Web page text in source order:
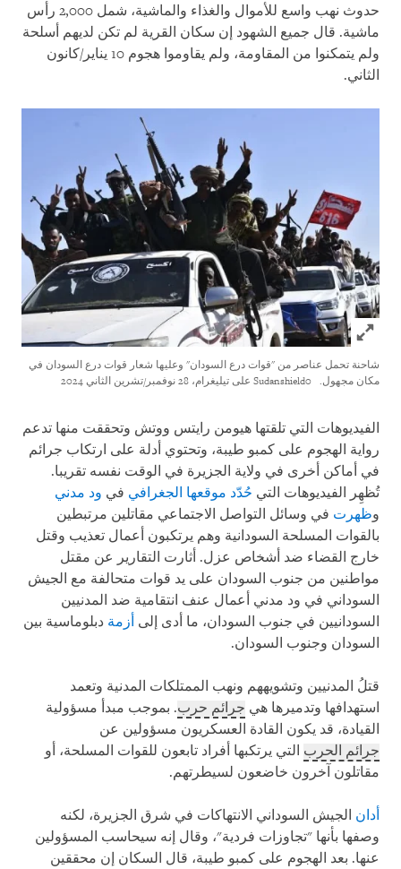
حدوث نهب واسع للأموال والغذاء والماشية، شمل 2,000 رأس
ماشية. قال جميع الشهود إن سكان القرية لم تكن لديهم أسلحة
ولم يتمكنوا من المقاومة، ولم يقاوموا هجوم 10 يناير/كانون
الثاني.
Click to expand Image
شاحنة تحمل عناصر من "قوات درع السودان" وعليها شعار قوات درع السودان في
مكان مجهول.
Sudanshield0 على تيليغرام، 28 نوفمبر/تشرين الثاني 2024
الفيديوهات التي تلقتها هيومن رايتس ووتش وتحققت منها تدعم
رواية الهجوم على كمبو طيبة، وتحتوي أدلة على ارتكاب جرائم
في أماكن أخرى في ولاية الجزيرة في الوقت نفسه تقريبا.
تُظهِر الفيديوهات التي حُدّد موقعها الجغرافي في ود مدني
وظهرت في وسائل التواصل الاجتماعي مقاتلين مرتبطين
بالقوات المسلحة السودانية وهم يرتكبون أعمال تعذيب وقتل
خارج القضاء ضد أشخاص عزل. أثارت التقارير عن مقتل
مواطنين من جنوب السودان على يد قوات متحالفة مع الجيش
السوداني في ود مدني أعمال عنف انتقامية ضد المدنيين
السودانيين في جنوب السودان، ما أدى إلى أزمة دبلوماسية بين
السودان وجنوب السودان.
قتلُ المدنيين وتشويههم ونهب الممتلكات المدنية وتعمد
استهدافها وتدميرها هي جرائم حرب. بموجب مبدأ مسؤولية
القيادة، قد يكون القادة العسكريون مسؤولين عن
جرائم الحرب التي يرتكبها أفراد تابعون للقوات المسلحة، أو
مقاتلون آخرون خاضعون لسيطرتهم.
أدان الجيش السوداني الانتهاكات في شرق الجزيرة، لكنه
وصفها بأنها "تجاوزات فردية"، وقال إنه سيحاسب المسؤولين
عنها. بعد الهجوم على كمبو طيبة، قال السكان إن محققين